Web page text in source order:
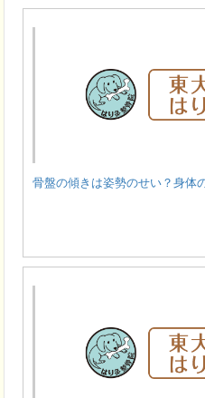
骨盤の傾きは姿勢のせい？身体